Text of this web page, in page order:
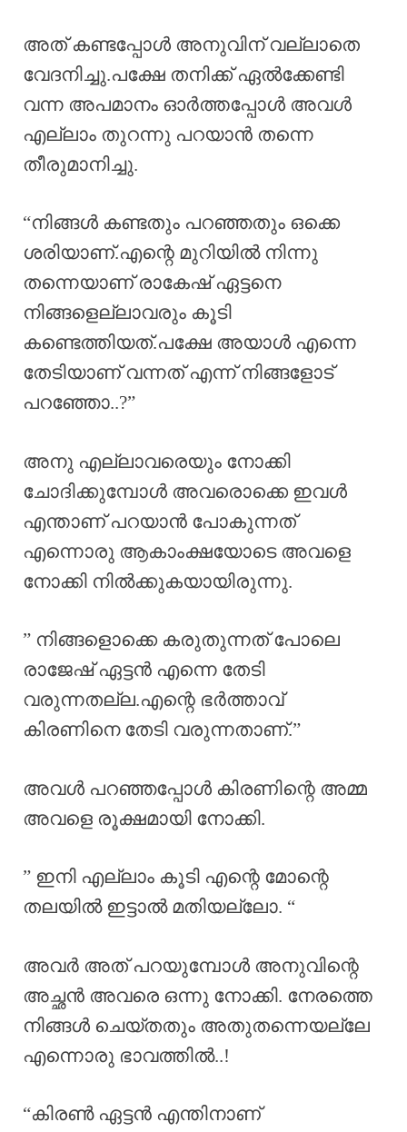
അത് കണ്ടപ്പോൾ അനുവിന് വല്ലാതെ
വേദനിച്ചു.പക്ഷേ തനിക്ക് ഏൽക്കേണ്ടി
വന്ന അപമാനം ഓർത്തപ്പോൾ അവൾ
എല്ലാം തുറന്നു പറയാൻ തന്നെ
തീരുമാനിച്ചു.
“നിങ്ങൾ കണ്ടതും പറഞ്ഞതും ഒക്കെ
ശരിയാണ്.എന്റെ മുറിയിൽ നിന്നു
തന്നെയാണ് രാകേഷ് ഏട്ടനെ
നിങ്ങളെല്ലാവരും കൂടി
കണ്ടെത്തിയത്.പക്ഷേ അയാൾ എന്നെ
തേടിയാണ് വന്നത് എന്ന് നിങ്ങളോട്
പറഞ്ഞോ..?”
അനു എല്ലാവരെയും നോക്കി
ചോദിക്കുമ്പോൾ അവരൊക്കെ ഇവൾ
എന്താണ് പറയാൻ പോകുന്നത്
എന്നൊരു ആകാംക്ഷയോടെ അവളെ
നോക്കി നിൽക്കുകയായിരുന്നു.
” നിങ്ങളൊക്കെ കരുതുന്നത് പോലെ
രാജേഷ് ഏട്ടൻ എന്നെ തേടി
വരുന്നതല്ല.എന്റെ ഭർത്താവ്
കിരണിനെ തേടി വരുന്നതാണ്.”
അവൾ പറഞ്ഞപ്പോൾ കിരണിന്റെ അമ്മ
അവളെ രൂക്ഷമായി നോക്കി.
” ഇനി എല്ലാം കൂടി എന്റെ മോന്റെ
തലയിൽ ഇട്ടാൽ മതിയല്ലോ. “
അവർ അത് പറയുമ്പോൾ അനുവിന്റെ
അച്ഛൻ അവരെ ഒന്നു നോക്കി. നേരത്തെ
നിങ്ങൾ ചെയ്തതും അതുതന്നെയല്ലേ
എന്നൊരു ഭാവത്തിൽ..!
“കിരൺ ഏട്ടൻ എന്തിനാണ്